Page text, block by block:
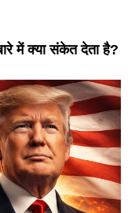
में क्या संकेत देता है?